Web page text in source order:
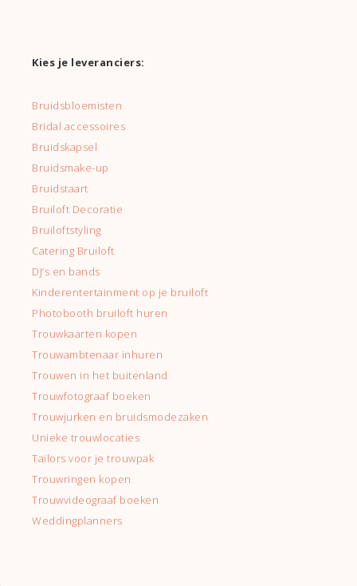
Kies je leveranciers:
Bruidsbloemisten
Bridal accessoires
Bruidskapsel
Bruidsmake-up
Bruidstaart
Bruiloft Decoratie
Bruiloftstyling
Catering Bruiloft
DJ’s en bands
Kinderentertainment op je bruiloft
Photobooth bruiloft huren
Trouwkaarten kopen
Trouwambtenaar inhuren
Trouwen in het buitenland
Trouwfotograaf boeken
Trouwjurken en bruidsmodezaken
Unieke trouwlocaties
Tailors voor je trouwpak
Trouwringen kopen
Trouwvideograaf boeken
Weddingplanners